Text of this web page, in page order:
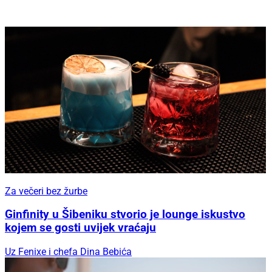
Za večeri bez žurbe
Ginfinity u Šibeniku stvorio je lounge iskustvo
kojem se gosti uvijek vraćaju
Uz Fenixe i chefa Dina Bebića